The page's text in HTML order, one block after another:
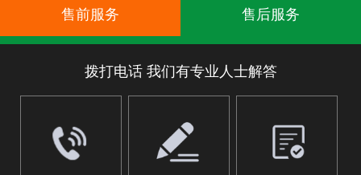
售前服务 售后服务
拨打电话 我们有专业人士解答